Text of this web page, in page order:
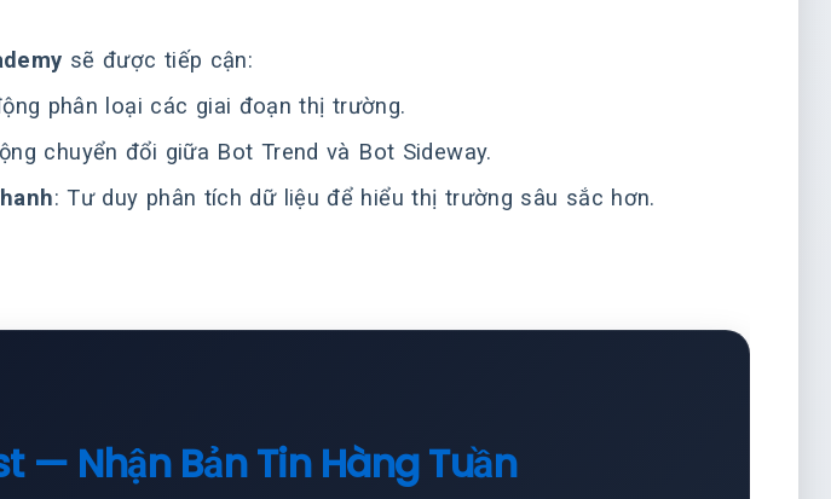
sẽ được tiếp cận:
phân loại các giai đoạn thị trường.
chuyển đổi giữa Bot Trend và Bot Sideway.
: Tư duy phân tích dữ liệu để hiểu thị trường sâu sắc hơn.
— Nhận Bản Tin Hàng Tuần